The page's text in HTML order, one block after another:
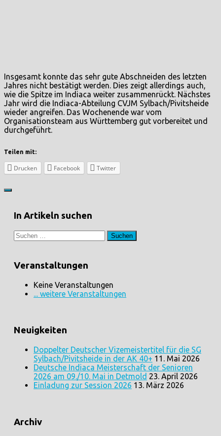
Insgesamt konnte das sehr gute Abschneiden des letzten
Jahres nicht bestätigt werden. Dies zeigt allerdings auch,
wie die Spitze im Indiaca weiter zusammenrückt. Nächstes
Jahr wird die Indiaca-Abteilung CVJM Sylbach/Pivitsheide
wieder angreifen. Das Wochenende war vom
Organisationsteam aus Württemberg gut vorbereitet und
durchgeführt.
Teilen mit:
Drucken Facebook Twitter
In Artikeln suchen
Suchen
nach:
Veranstaltungen
Keine Veranstaltungen
... weitere Veranstaltungen
Neuigkeiten
Doppelter Deutscher Vizemeistertitel für die SG
Sylbach/Pivitsheide in der AK 40+ 11. Mai 2026
Deutsche Indiaca Meisterschaft der Senioren
2026 am 09./10. Mai in Detmold 23. April 2026
Einladung zur Session 2026 13. März 2026
Archiv